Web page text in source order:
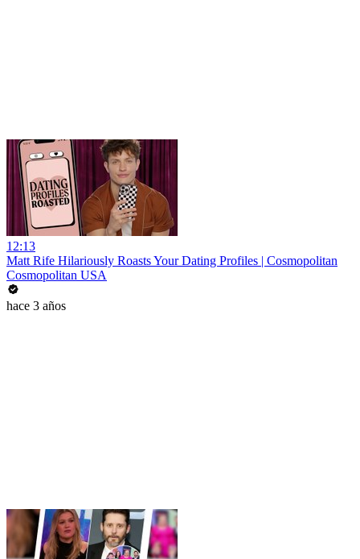
12:13
Matt Rife Hilariously Roasts Your Dating Profiles | Cosmopolitan
Cosmopolitan USA
hace 3 años